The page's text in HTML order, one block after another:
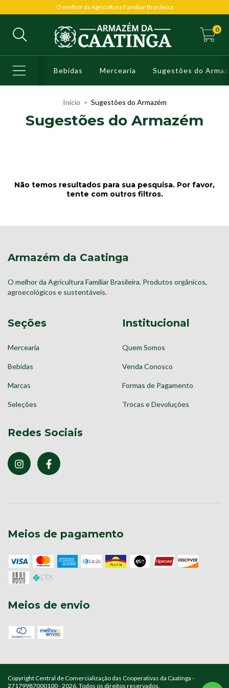
O melhor da Agricultura Familiar Brasileira
0
Bebidas Mercearia Sugestões do
Início > Sugestões do Armazém
Sugestões do Armazém
Não temos resultados para sua pesquisa. Por favor,
tente com outros filtros.
Armazém da Caatinga
O melhor da Agricultura Familiar Brasileira. Produtos orgânicos,
agroecológicos e sustentáveis.
Seções
Mercearia
Bebidas
Marcas
Seleções
Institucional
Quem Somos
Venda Conosco
Formas de Pagamento
Trocas e Devoluções
Redes Sociais
Meios de pagamento
Meios de envio
Copyright Central de Comercialização das Cooperativas da Caatinga -
27179987000100 - 2026. Todos os direitos reservados.